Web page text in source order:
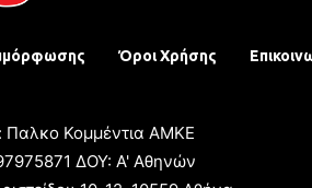
Όροι Χρήσης
Παλκο Κομμέντια ΑΜΚΕ
ΔΟΥ: Α' Αθηνών